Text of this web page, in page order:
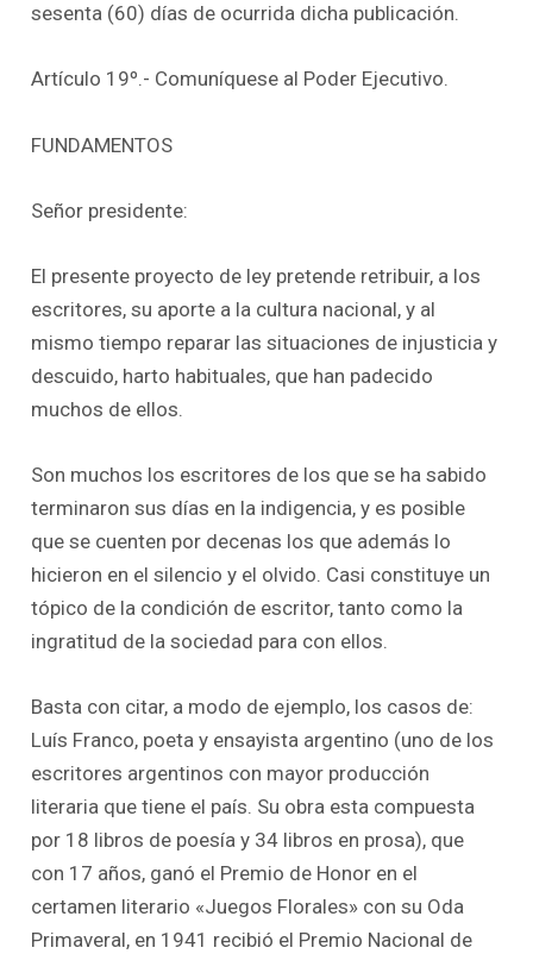
sesenta (60) días de ocurrida dicha publicación.
Artículo 19º.- Comuníquese al Poder Ejecutivo.
FUNDAMENTOS
Señor presidente:
El presente proyecto de ley pretende retribuir, a los
escritores, su aporte a la cultura nacional, y al
mismo tiempo reparar las situaciones de injusticia y
descuido, harto habituales, que han padecido
muchos de ellos.
Son muchos los escritores de los que se ha sabido
terminaron sus días en la indigencia, y es posible
que se cuenten por decenas los que además lo
hicieron en el silencio y el olvido. Casi constituye un
tópico de la condición de escritor, tanto como la
ingratitud de la sociedad para con ellos.
Basta con citar, a modo de ejemplo, los casos de:
Luís Franco, poeta y ensayista argentino (uno de los
escritores argentinos con mayor producción
literaria que tiene el país. Su obra esta compuesta
por 18 libros de poesía y 34 libros en prosa), que
con 17 años, ganó el Premio de Honor en el
certamen literario «Juegos Florales» con su Oda
Primaveral, en 1941 recibió el Premio Nacional de